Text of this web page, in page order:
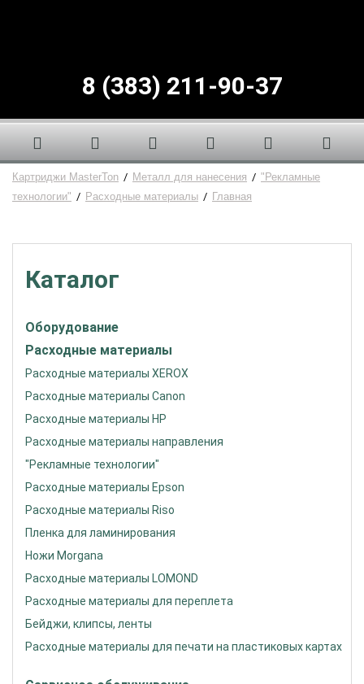
8 (383) 211-90-37
Картриджи MasterTon / Металл для нанесения / "Рекламные
технологии" / Расходные материалы / Главная
Каталог
Оборудование
Расходные материалы
Расходные материалы XEROX
Расходные материалы Canon
Расходные материалы HP
Расходные материалы направления
"Рекламные технологии"
Расходные материалы Epson
Расходные материалы Riso
Пленка для ламинирования
Ножи Morgana
Расходные материалы LOMOND
Расходные материалы для переплета
Бейджи, клипсы, ленты
Расходные материалы для печати на пластиковых картах